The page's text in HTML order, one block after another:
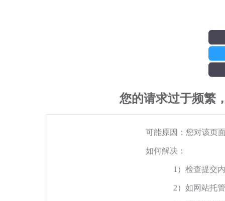
您的请求过于频繁
可能原因：您对该页
如何解决：
1）检查提交
2）如网站托